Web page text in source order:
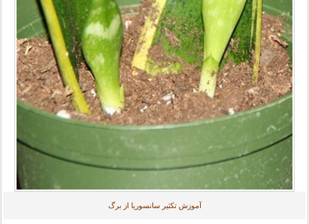
آموزش تکثیر سانسوریا از برگ